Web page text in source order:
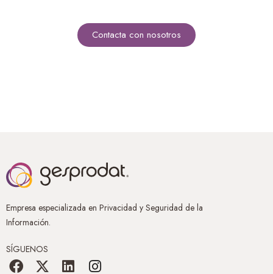
Contacta con nosotros
Empresa especializada en Privacidad y Seguridad de la
Información.
SÍGUENOS